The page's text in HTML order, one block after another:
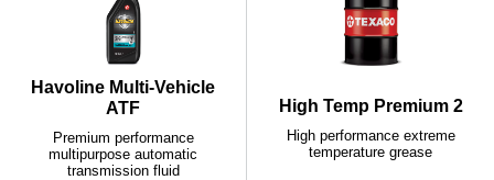
Havoline Multi-Vehicle
ATF
Premium performance
multipurpose automatic
transmission fluid
High Temp Premium 2
High performance extreme
temperature grease